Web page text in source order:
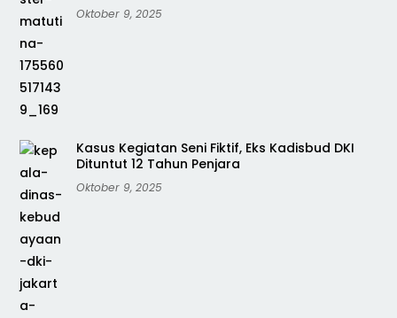
Oktober 9, 2025
Kasus Kegiatan Seni Fiktif, Eks Kadisbud DKI
Dituntut 12 Tahun Penjara
Oktober 9, 2025